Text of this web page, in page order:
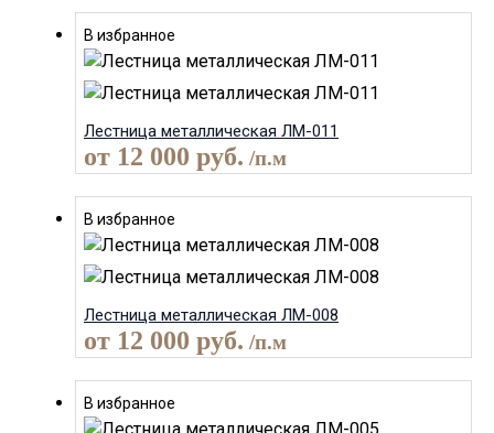
В избранное
Лестница металлическая ЛМ-011
от 12 000 руб. /п.м
В избранное
Лестница металлическая ЛМ-008
от 12 000 руб. /п.м
В избранное